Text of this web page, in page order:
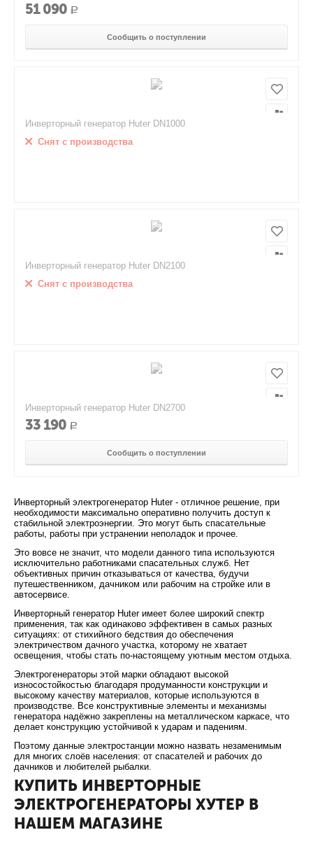
51 090 Р
Сообщить о поступлении
Инверторный генератор Huter DN1000
Снят с производства
Инверторный генератор Huter DN2100
Снят с производства
Инверторный генератор Huter DN2700
33 190 Р
Сообщить о поступлении
Инверторный электрогенератор Huter - отличное решение, при
необходимости максимально оперативно получить доступ к
стабильной электроэнергии. Это могут быть спасательные
работы, работы при устранении неполадок и прочее.
Это вовсе не значит, что модели данного типа используются
исключительно работниками спасательных служб. Нет
объективных причин отказываться от качества, будучи
путешественником, дачником или рабочим на стройке или в
автосервисе.
Инверторный генератор Huter имеет более широкий спектр
применения, так как одинаково эффективен в самых разных
ситуациях: от стихийного бедствия до обеспечения
электричеством дачного участка, которому не хватает
освещения, чтобы стать по-настоящему уютным местом отдыха.
Электрогенераторы этой марки обладают высокой
износостойкостью благодаря продуманности конструкции и
высокому качеству материалов, которые используются в
производстве. Все конструктивные элементы и механизмы
генератора надёжно закреплены на металлическом каркасе, что
делает конструкцию устойчивой к ударам и падениям.
Поэтому данные электростанции можно назвать незаменимым
для многих слоёв населения: от спасателей и рабочих до
дачников и любителей рыбалки.
КУПИТЬ ИНВЕРТОРНЫЕ
ЭЛЕКТРОГЕНЕРАТОРЫ ХУТЕР В
НАШЕМ МАГАЗИНЕ